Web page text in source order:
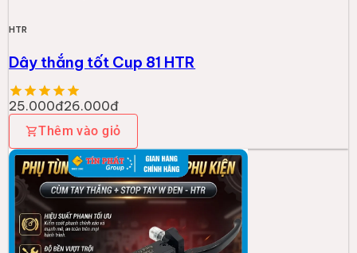
HTR
Dây thắng tốt Cup 81 HTR
25.000đ26.000đ
Thêm vào giỏ